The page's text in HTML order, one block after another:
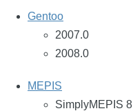
Gentoo
2007.0
2008.0
MEPIS
SimplyMEPIS 8